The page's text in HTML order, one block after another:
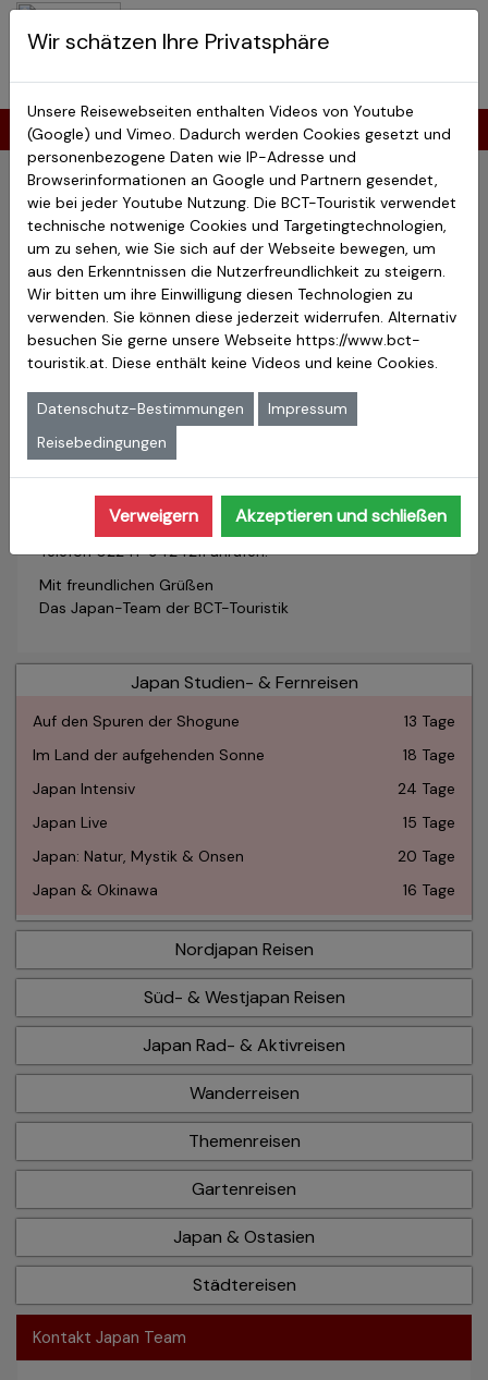
BCT-Touristik
Error 403
Seite nicht gefunden
Die Seite, die Sie versucht haben aufzurufen, existiert
nicht.
Vermutlich hat es sie auch nie gegeben.
Sollten Sie einem Link hierher gefolgt sein, so ist dieser
vermutlich fehlerhaft und Sie sollten denjenigen darüber
informieren, der für den Link verantwortlich ist.
Über das Menü an der Seite gelangen Sie zu unseren
Kataloge zu unseren Reisen können Sie hier
Für Fragen und Beratung zu unseren Reisen können Sie
uns auch gerne unter
Telefon 02241-9424211 anrufen.
Mit freundlichen Grüßen
Das Japan-Team der BCT-Touristik
Japan Studien- & Fernreisen
Auf den Spuren der Shogune
13 Tage
Im Land der aufgehenden Sonne
18 Tage
Japan Intensiv
24 Tage
Japan Live
15 Tage
Japan: Natur, Mystik & Onsen
20 Tage
Japan & Okinawa
16 Tage
Nordjapan Reisen
Süd- & Westjapan Reisen
Japan Rad- & Aktivreisen
Wanderreisen
Themenreisen
Gartenreisen
Japan & Ostasien
Städtereisen
Kontakt Japan Team
Wir schätzen Ihre Privatsphäre
Unsere Reisewebseiten enthalten Videos von Youtube
(Google) und Vimeo. Dadurch werden Cookies gesetzt und
personenbezogene Daten wie IP-Adresse und
Browserinformationen an Google und Partnern gesendet,
wie bei jeder Youtube Nutzung. Die BCT-Touristik verwendet
technische notwenige Cookies und Targetingtechnologien,
um zu sehen, wie Sie sich auf der Webseite bewegen, um
aus den Erkenntnissen die Nutzerfreundlichkeit zu steigern.
Wir bitten um ihre Einwilligung diesen Technologien zu
verwenden. Sie können diese jederzeit widerrufen. Alternativ
besuchen Sie gerne unsere Webseite https://www.bct-
touristik.at. Diese enthält keine Videos und keine Cookies.
Datenschutz-Bestimmungen
Impressum
Reisebedingungen
Verweigern Akzeptieren und schließen